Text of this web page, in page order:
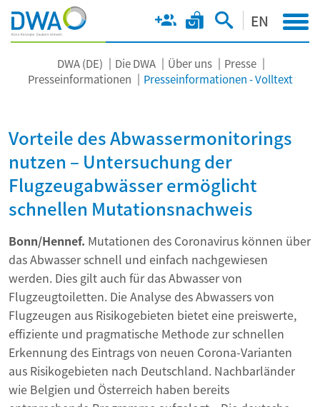
EN
DWA (DE) Die DWA Über uns
Presse
Presseinformationen
Presseinformationen - Volltext
Vorteile des Abwassermonitorings
nutzen – Untersuchung der
Flugzeugabwässer ermöglicht
schnellen Mutationsnachweis
Bonn/Hennef. Mutationen des Coronavirus können über
das Abwasser schnell und einfach nachgewiesen
werden. Dies gilt auch für das Abwasser von
Flugzeugtoiletten. Die Analyse des Abwassers von
Flugzeugen aus Risikogebieten bietet eine preiswerte,
effiziente und pragmatische Methode zur schnellen
Erkennung des Eintrags von neuen Corona-Varianten
aus Risikogebieten nach Deutschland. Nachbarländer
wie Belgien und Österreich haben bereits